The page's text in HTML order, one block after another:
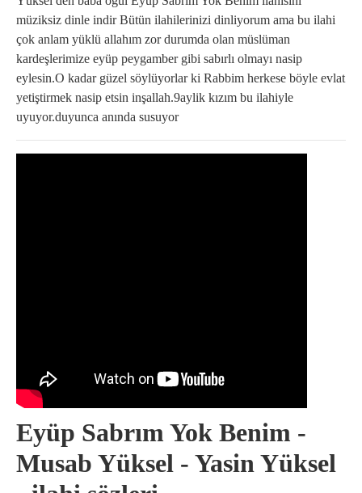
müziksiz dinle indir Bütün ilahilerinizi dinliyorum ama bu ilahi
çok anlam yüklü allahım zor durumda olan müslüman
kardeşlerimize eyüp peygamber gibi sabırlı olmayı nasip
eylesin.O kadar güzel söylüyorlar ki Rabbim herkese böyle evlat
yetiştirmek nasip etsin inşallah.9aylik kızım bu ilahiyle
uyuyor.duyunca anında susuyor
Eyüp Sabrım Yok Benim -
Musab Yüksel - Yasin Yüksel